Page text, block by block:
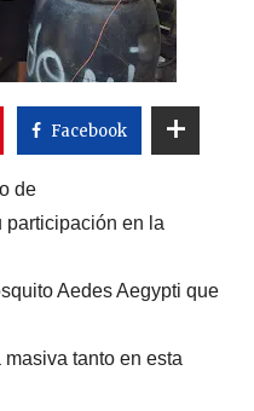
Facebook
de
participación en la
Aedes Aegypti que
tanto en esta